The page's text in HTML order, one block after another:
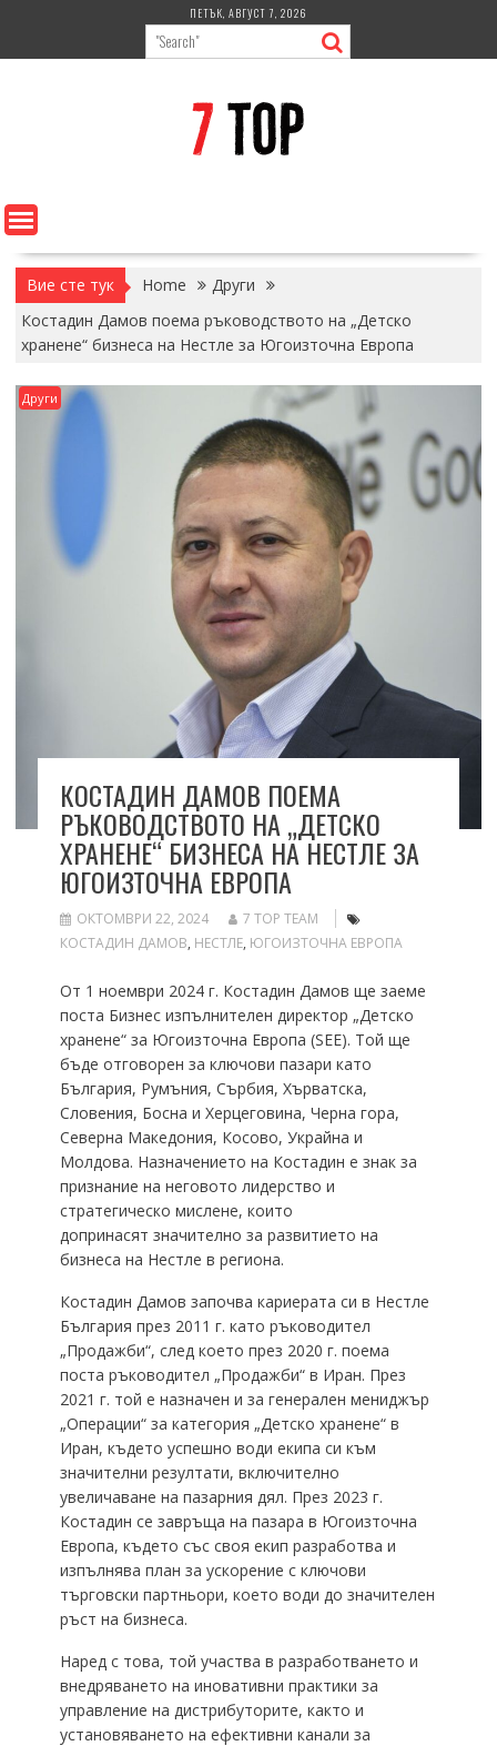
content
ПЕТЪК, АВГУСТ 7, 2026
Вие сте тук Home
Други
Костадин Дамов поема ръководството на „Детско
хранене“ бизнеса на Нестле за Югоизточна Европа
Други
КОСТАДИН ДАМОВ ПОЕМА
РЪКОВОДСТВОТО НА „ДЕТСКО
ХРАНЕНЕ“ БИЗНЕСА НА НЕСТЛЕ ЗА
ЮГОИЗТОЧНА ЕВРОПА
ОКТОМВРИ 22, 2024
7 TOP TEAM
КОСТАДИН ДАМОВ, НЕСТЛЕ, ЮГОИЗТОЧНА ЕВРОПА
От 1 ноември 2024 г. Костадин Дамов ще заеме
поста Бизнес изпълнителен директор „Детско
хранене“ за Югоизточна Европа (SEE). Той ще
бъде отговорен за ключови пазари като
България, Румъния, Сърбия, Хърватска,
Словения, Босна и Херцеговина, Черна гора,
Северна Македония, Косово, Украйна и
Молдова. Назначението на Костадин е знак за
признание на неговото лидерство и
стратегическо мислене, които
допринасят значително за развитието на
бизнеса на Нестле в региона.
Костадин Дамов започва кариерата си в Нестле
България през 2011 г. като ръководител
„Продажби“, след което през 2020 г. поема
поста ръководител „Продажби“ в Иран. През
2021 г. той е назначен и за генерален мениджър
„Операции“ за категория „Детско хранене“ в
Иран, където успешно води екипа си към
значителни резултати, включително
увеличаване на пазарния дял. През 2023 г.
Костадин се завръща на пазара в Югоизточна
Европа, където със своя екип разработва и
изпълнява план за ускорение с ключови
търговски партньори, което води до значителен
ръст на бизнеса.
Наред с това, той участва в разработването и
внедряването на иновативни практики за
управление на дистрибуторите, както и
установяването на ефективни канали за